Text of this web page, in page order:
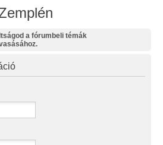
a fórumbeli témák